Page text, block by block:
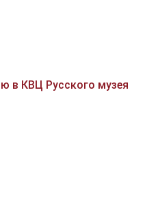
в КВЦ Русского музея